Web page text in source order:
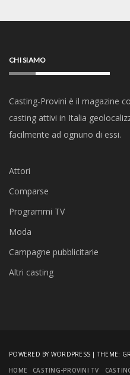
CHI SIAMO
Casting-Provini è il magazine
casting attivi in Italia
facilmente ad ognuno di essi.
Attori
Comparse
Programmi TV
Moda
Campagne pubblicitarie
Altri casting
POWERED BY WORDPRESS |THEME:
HOME
CASTING-PROVINI TV